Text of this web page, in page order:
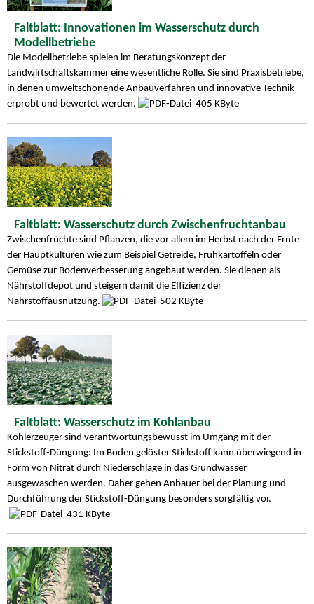
Faltblatt: Innovationen im Wasserschutz durch
Modellbetriebe
Die Modellbetriebe spielen im Beratungskonzept der
Landwirtschaftskammer eine wesentliche Rolle. Sie sind Praxisbetriebe,
in denen umweltschonende Anbauverfahren und innovative Technik
erprobt und bewertet werden.
405 KByte
Faltblatt: Wasserschutz durch Zwischenfruchtanbau
Zwischenfrüchte sind Pflanzen, die vor allem im Herbst nach der Ernte
der Hauptkulturen wie zum Beispiel Getreide, Frühkartoffeln oder
Gemüse zur Bodenverbesserung angebaut werden. Sie dienen als
Nährstoffdepot und steigern damit die Effizienz der
Nährstoffausnutzung.
502 KByte
Faltblatt: Wasserschutz im Kohlanbau
Kohlerzeuger sind verantwortungsbewusst im Umgang mit der
Stickstoff-Düngung: Im Boden gelöster Stickstoff kann überwiegend in
Form von Nitrat durch Niederschläge in das Grundwasser
ausgewaschen werden. Daher gehen Anbauer bei der Planung und
Durchführung der Stickstoff-Düngung besonders sorgfältig vor.
431 KByte